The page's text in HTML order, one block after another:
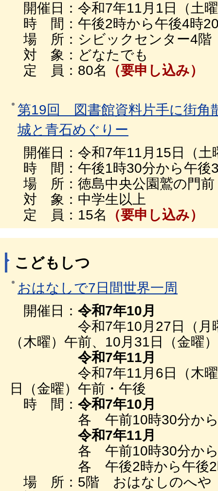
開催日：令和7年11月1日（土
時 間：午後2時から午後4時
場 所：シビックセンター4
対 象：どなたでも
定 員：80名
（要申し込み）
第19回 図書館資料片手に街角
城と青石めぐりー
開催日：令和7年11月15日（土
時 間：午後1時30分から午後
場 所：徳島中央公園鷲の門
対 象：中学生以上
定 員：15名
（要申し込み）
こどもしつ
おはなしで7日間世界一周
開催日： 令和7年10月
令和7年10月27日（月曜
（木曜）午前、10月31日（金曜
令和7年11月
令和7年11月6日（木曜）
日（金曜）午前・午後
時 間： 令和7年10月
各 午前10時30分から
令和7年11月
各 午前10時30分から
各 午後2時から午後2
場 所：5階 おはなしのへ